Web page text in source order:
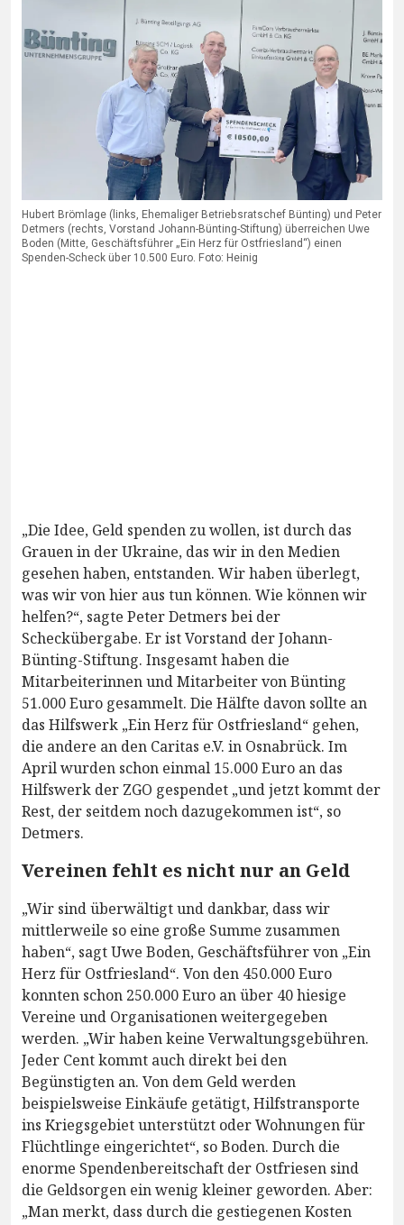
Hubert Brömlage (links, Ehemaliger Betriebsratschef Bünting) und Peter
Detmers (rechts, Vorstand Johann-Bünting-Stiftung) überreichen Uwe
Boden (Mitte, Geschäftsführer „Ein Herz für Ostfriesland“) einen
Spenden-Scheck über 10.500 Euro. Foto: Heinig
„Die Idee, Geld spenden zu wollen, ist durch das
Grauen in der Ukraine, das wir in den Medien
gesehen haben, entstanden. Wir haben überlegt,
was wir von hier aus tun können. Wie können wir
helfen?“, sagte Peter Detmers bei der
Scheckübergabe. Er ist Vorstand der Johann-
Bünting-Stiftung. Insgesamt haben die
Mitarbeiterinnen und Mitarbeiter von Bünting
51.000 Euro gesammelt. Die Hälfte davon sollte an
das Hilfswerk „Ein Herz für Ostfriesland“ gehen,
die andere an den Caritas e.V. in Osnabrück. Im
April wurden schon einmal 15.000 Euro an das
Hilfswerk der ZGO gespendet „und jetzt kommt der
Rest, der seitdem noch dazugekommen ist“, so
Detmers.
Vereinen fehlt es nicht nur an Geld
„Wir sind überwältigt und dankbar, dass wir
mittlerweile so eine große Summe zusammen
haben“, sagt Uwe Boden, Geschäftsführer von „Ein
Herz für Ostfriesland“. Von den 450.000 Euro
konnten schon 250.000 Euro an über 40 hiesige
Vereine und Organisationen weitergegeben
werden. „Wir haben keine Verwaltungsgebühren.
Jeder Cent kommt auch direkt bei den
Begünstigten an. Von dem Geld werden
beispielsweise Einkäufe getätigt, Hilfstransporte
ins Kriegsgebiet unterstützt oder Wohnungen für
Flüchtlinge eingerichtet“, so Boden. Durch die
enorme Spendenbereitschaft der Ostfriesen sind
die Geldsorgen ein wenig kleiner geworden. Aber:
„Man merkt, dass durch die gestiegenen Kosten